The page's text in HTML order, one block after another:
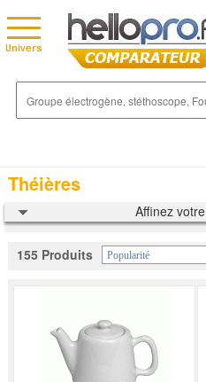
Affinez
Théières
155 Produits Popularité